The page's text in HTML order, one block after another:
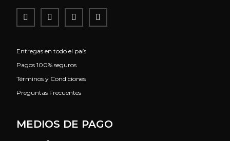
Entregas en todo el país
Pagos 100% seguros
Términos y Condiciones
Preguntas Frecuentes
MEDIOS DE PAGO